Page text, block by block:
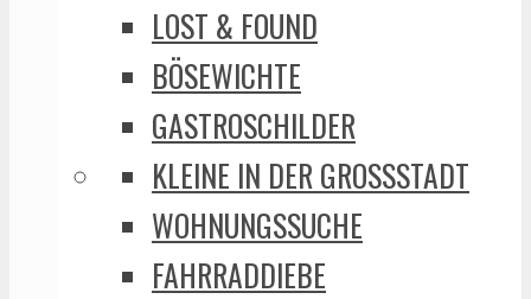
LOST & FOUND
BÖSEWICHTE
GASTROSCHILDER
KLEINE IN DER GROSSSTADT
WOHNUNGSSUCHE
FAHRRADDIEBE